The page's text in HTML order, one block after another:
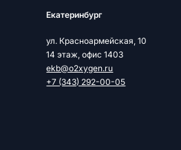
Екатеринбург
ул. Красноармейская, 10
14 этаж, офис 1403
ekb@o2xygen.ru
+7 (343) 292-00-05